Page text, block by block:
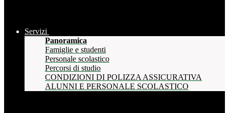
Servizi
Panoramica
Famiglie e studenti
Personale scolastico
Percorsi di studio
CONDIZIONI DI POLIZZA ASSICURATIVA
ALUNNI E PERSONALE SCOLASTICO